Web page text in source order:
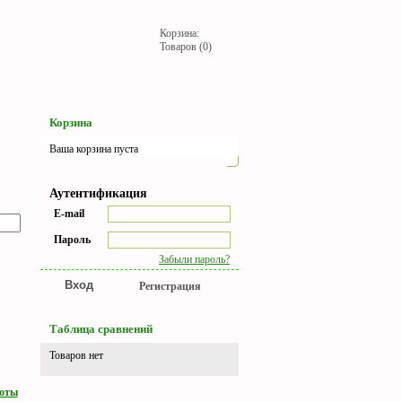
Корзина:
Товаров (0)
Корзина
Ваша корзина пуста
Аутентификация
E-mail
Пароль
Забыли пароль?
Регистрация
Таблица сравнений
Товаров нет